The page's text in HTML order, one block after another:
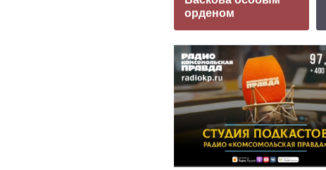
орденом